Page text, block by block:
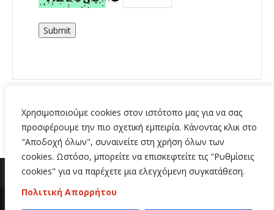
Χρησιμοποιούμε cookies στον ιστότοπο μας για να σας
προσφέρουμε την πιο σχετική εμπειρία. Κάνοντας κλικ στο
"Αποδοχή όλων", συναινείτε στη χρήση όλων των
cookies. Ωστόσο, μπορείτε να επισκεφτείτε τις "Ρυθμίσεις
cookies" για να παρέχετε μια ελεγχόμενη συγκατάθεση.
Πολιτική Απορρήτου
Submit